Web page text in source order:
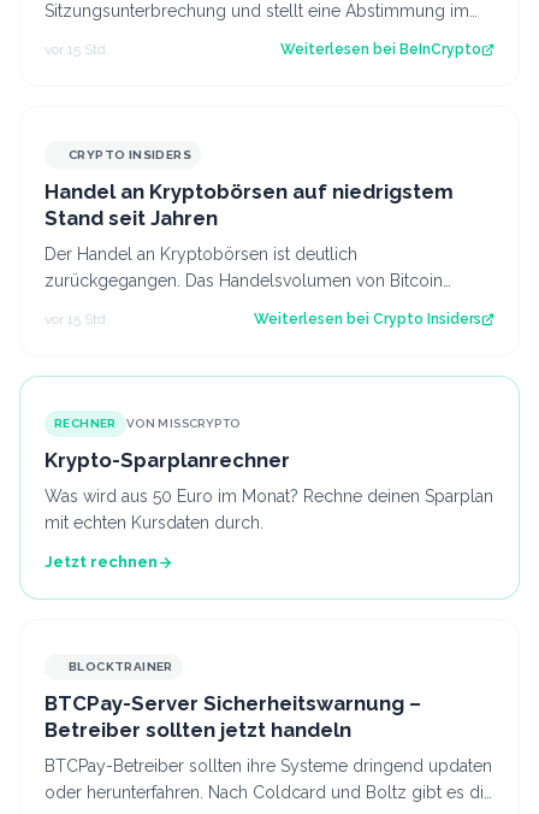
Sitzungsunterbrechung und stellt eine Abstimmung im
Senat im September in Aussicht, während die…
vor 15 Std. Weiterlesen bei BeInCrypto
CRYPTO INSIDERS
Handel an Kryptobörsen auf niedrigstem
Stand seit Jahren
Der Handel an Kryptobörsen ist deutlich
zurückgegangen. Das Handelsvolumen von Bitcoin
vor 15 Std. Weiterlesen bei Crypto Insiders
RECHNER VON MISSCRYPTO
Krypto-Sparplanrechner
Was wird aus 50 Euro im Monat? Rechne deinen Sparplan
mit echten Kursdaten durch.
Jetzt rechnen
BLOCKTRAINER
BTCPay-Server Sicherheitswarnung –
Betreiber sollten jetzt handeln
BTCPay-Betreiber sollten ihre Systeme dringend updaten
oder herunterfahren. Nach Coldcard und Boltz gibt es die